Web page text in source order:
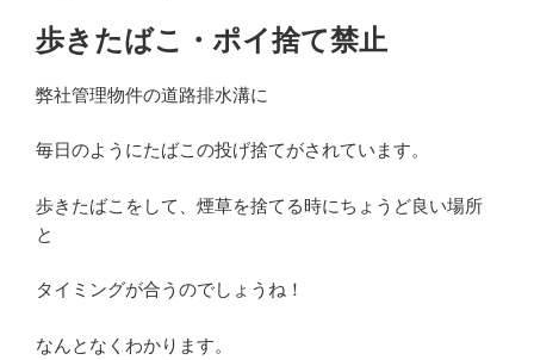
歩きたばこ・ポイ捨て禁止
弊社管理物件の道路排水溝に
毎日のようにたばこの投げ捨てがされています。
歩きたばこをして、煙草を捨てる時にちょうど良い場所
と
タイミングが合うのでしょうね！
なんとなくわかります。